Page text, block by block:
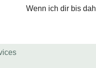
Wenn ich dir bis